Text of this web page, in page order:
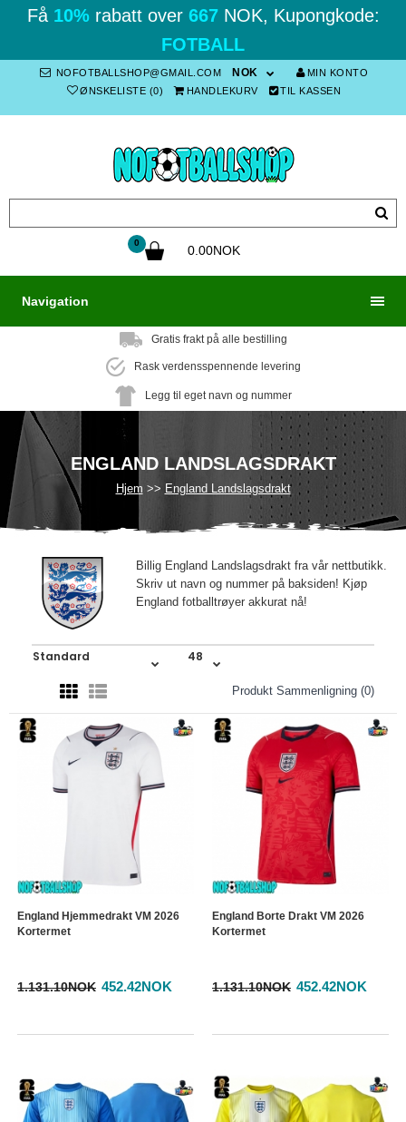
Få 10%rabatt over 667NOK, Kupongkode:
FOTBALL
NOFOTBALLSHOP@GMAIL.COM NOK
MIN KONTO
ØNSKELISTE (0)
HANDLEKURV TIL KASSEN
0
0.00NOK
Navigation
Gratis frakt på alle bestilling
Rask verdensspennende levering
Legg til eget navn og nummer
ENGLAND LANDSLAGSDRAKT
Hjem England Landslagsdrakt
Billig England Landslagsdrakt fra vår nettbutikk.
Skriv ut navn og nummer på baksiden! Kjøp
England fotballtrøyer akkurat nå!
Produkt Sammenligning (0)
England Hjemmedrakt VM 2026
Kortermet
1.131.10NOK 452.42NOK
England Borte Drakt VM 2026
Kortermet
1.131.10NOK 452.42NOK